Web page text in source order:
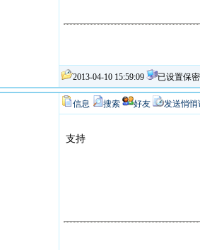
2013-04-10 15:59:09 已设置保密
信息 搜索 好友 发送悄悄
支持